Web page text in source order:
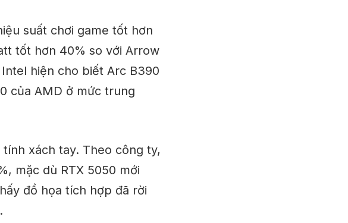
suất chơi game tốt hơn
tốt hơn 40% so với Arrow
hiện cho biết Arc B390
của AMD ở mức trung
xách tay. Theo công ty,
mặc dù RTX 5050 mới
đồ họa tích hợp đã rời